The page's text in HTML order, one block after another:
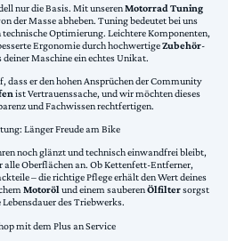
nur die Basis. Mit unserenMotorrad Tuning
der Masse abheben. Tuning bedeutet bei uns
Optimierung. Leichtere Komponenten,
Ergonomie durch hochwertigeZubehör-
Maschine ein echtes Unikat.
dass er den hohen Ansprüchen der Community
ist Vertrauenssache, und wir möchten dieses
und Fachwissen rechtfertigen.
Länger Freude am Bike
noch glänzt und technisch einwandfrei bleibt,
alle Oberflächen an. Ob Kettenfett-Entferner,
– die richtige Pflege erhält den Wert deines
Motorölund einem sauberenÖlfiltersorgst
des Triebwerks.
mit dem Plus an Service